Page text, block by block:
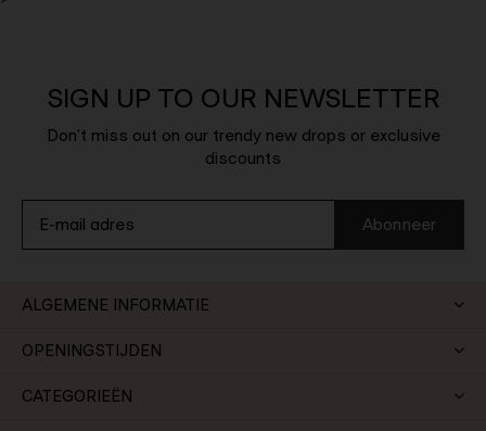
SIGN UP TO OUR NEWSLETTER
Don't miss out on our trendy new drops or exclusive
discounts
Abonneer
ALGEMENE INFORMATIE
OPENINGSTIJDEN
CATEGORIEËN